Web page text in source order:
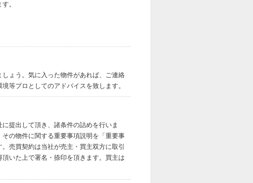
。
ょう。気に入った物件があれば、ご連絡
等プロとしてのアドバイスを致します。
提出して頂き、諸条件の詰めを行いま
の物件に関する重要事項説明を「重要事
売買契約は当社が売主・買主双方に取引
いた上で署名・捺印を頂きます。買主は